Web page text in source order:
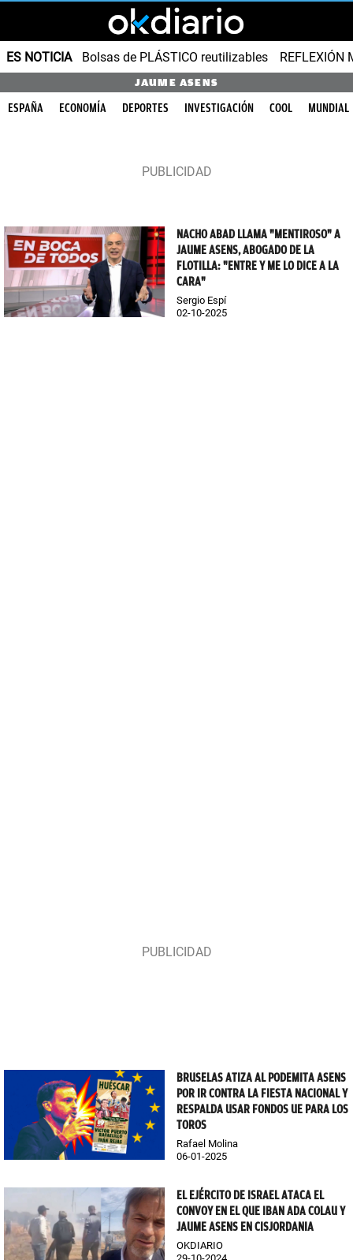
ES NOTICIA Bolsas de PLÁSTICO reutilizables REFLEXIÓN
JAUME ASENS
ESPAÑA ECONOMÍA DEPORTES INVESTIGACIÓN COOL MUNDIAL
NACHO ABAD LLAMA "MENTIROSO" A
JAUME ASENS, ABOGADO DE LA
FLOTILLA: "ENTRE Y ME LO DICE A LA
CARA"
Sergio Espí
02-10-2025
BRUSELAS ATIZA AL PODEMITA ASENS
POR IR CONTRA LA FIESTA NACIONAL Y
RESPALDA USAR FONDOS UE PARA LOS
TOROS
Rafael Molina
06-01-2025
EL EJÉRCITO DE ISRAEL ATACA EL
CONVOY EN EL QUE IBAN ADA COLAU Y
JAUME ASENS EN CISJORDANIA
OKDIARIO